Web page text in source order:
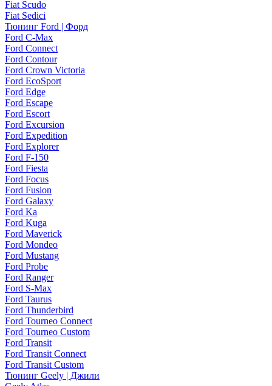
Fiat Scudo
Fiat Sedici
Тюнинг Ford | Форд
Ford C-Max
Ford Connect
Ford Contour
Ford Crown Victoria
Ford EcoSport
Ford Edge
Ford Escape
Ford Escort
Ford Excursion
Ford Expedition
Ford Explorer
Ford F-150
Ford Fiesta
Ford Focus
Ford Fusion
Ford Galaxy
Ford Ka
Ford Kuga
Ford Maverick
Ford Mondeo
Ford Mustang
Ford Probe
Ford Ranger
Ford S-Max
Ford Taurus
Ford Thunderbird
Ford Tourneo Connect
Ford Tourneo Custom
Ford Transit
Ford Transit Connect
Ford Transit Custom
Тюнинг Geely | Джили